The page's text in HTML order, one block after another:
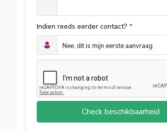
Indien reeds eerder contact? *
Check beschikbaarheid